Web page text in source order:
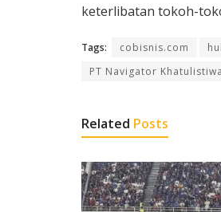
keterlibatan tokoh-
Tags: cobisnis.com
PT Navigator Khatulistiwa
Related Posts